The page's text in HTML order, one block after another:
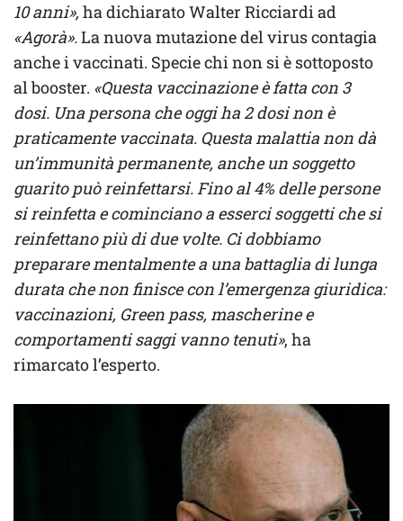
10 anni»,ha dichiarato Walter Ricciardi ad
«Agorà».La nuova mutazione del virus contagia
anche i vaccinati. Specie chi non si è sottoposto
al booster. «Questa vaccinazione è fatta con 3
dosi. Una persona che oggi ha 2 dosi non è
praticamente vaccinata. Questa malattia non dà
un’immunità permanente, anche un soggetto
guarito può reinfettarsi. Fino al 4% delle persone
si reinfetta e cominciano a esserci soggetti che si
reinfettano più di due volte. Ci dobbiamo
preparare mentalmente a una battaglia di lunga
durata che non finisce con l’emergenza giuridica:
vaccinazioni, Green pass, mascherine e
comportamenti saggi vanno tenuti», ha
rimarcato l’esperto.